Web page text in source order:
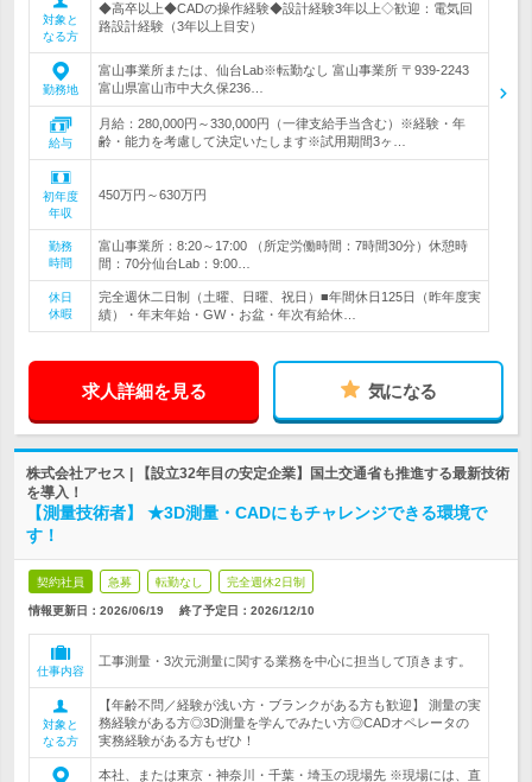
対象と
なる方
◆高卒以上◆CADの操作経験◆設計経験3年以上◇歓迎：電気回
路設計経験（3年以上目安）
勤務地
富山事業所または、仙台Lab※転勤なし 富山事業所 〒939-2243
富山県富山市中大久保236…
給与
月給：280,000円～330,000円（一律支給手当含む）※経験・年
齢・能力を考慮して決定いたします※試用期間3ヶ…
初年度
年収
450万円～630万円
勤務
時間
富山事業所：8:20～17:00 （所定労働時間：7時間30分）休憩時
間：70分仙台Lab：9:00…
休日
休暇
完全週休二日制（土曜、日曜、祝日）■年間休日125日（昨年度実
績）・年末年始・GW・お盆・年次有給休…
求人詳細を見る 気になる
株式会社アセス | 【設立32年目の安定企業】国土交通省も推進する最新技術
を導入！
【測量技術者】 ★3D測量・CADにもチャレンジできる環境で
す！
契約社員 急募 転勤なし 完全週休2日制
情報更新日：2026/06/19 終了予定日： 2026/12/10
仕事内容
工事測量・3次元測量に関する業務を中心に担当して頂きます。
対象と
なる方
【年齢不問／経験が浅い方・ブランクがある方も歓迎】 測量の実
務経験がある方◎3D測量を学んでみたい方◎CADオペレータの
実務経験がある方もぜひ！
本社、または東京・神奈川・千葉・埼玉の現場先 ※現場には、直